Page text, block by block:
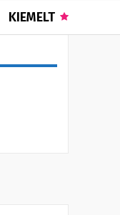
KIEMELT